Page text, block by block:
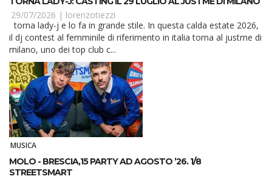
29/07/2026 | lorenzotiezzi
torna lady-j e lo fa in grande stile. In questa calda estate 2026,
il dj contest al femminile di riferimento in italia torna al justme di
milano, uno dei top club c...
MUSICA
MOLO - BRESCIA,15 PARTY AD AGOSTO ’26. 1/8
STREETSMART